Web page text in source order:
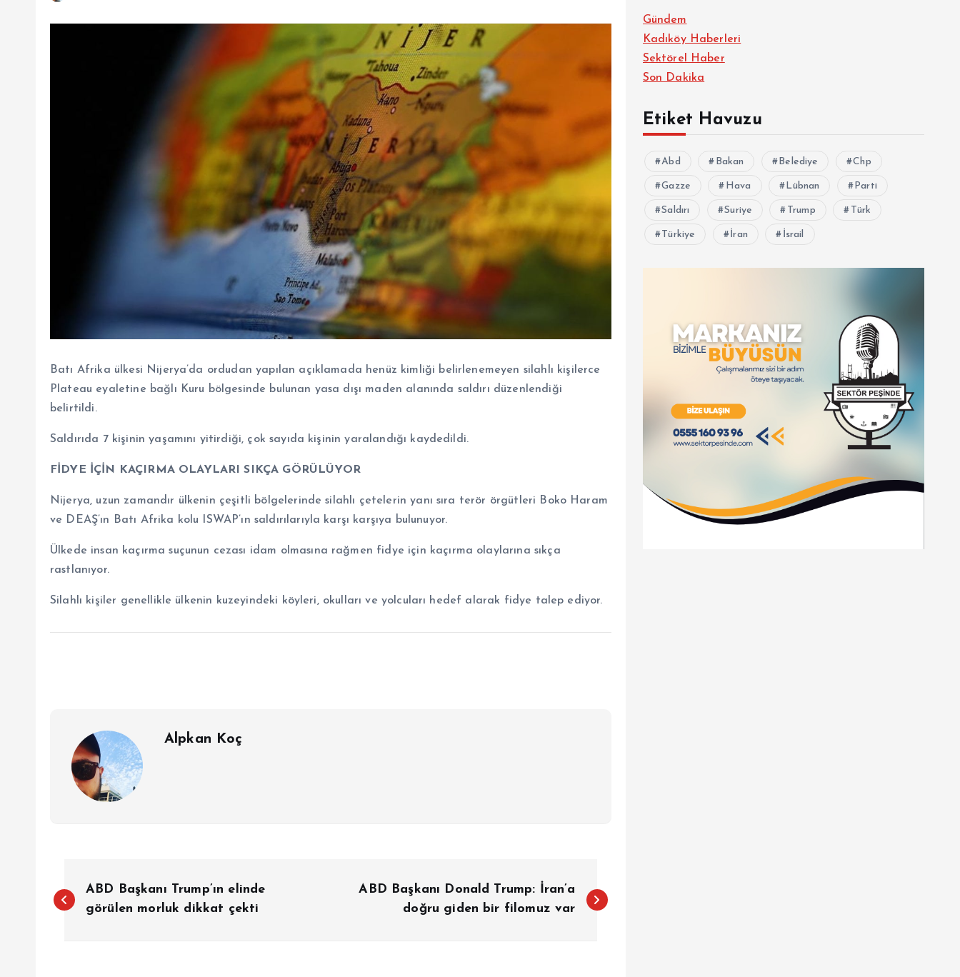
Batı Afrika ülkesi Nijerya’da ordudan yapılan açıklamada henüz kimliği belirlenemeyen silahlı kişilerce
Plateau eyaletine bağlı Kuru bölgesinde bulunan yasa dışı maden alanında saldırı düzenlendiği
belirtildi.
Saldırıda 7 kişinin yaşamını yitirdiği, çok sayıda kişinin yaralandığı kaydedildi.
FİDYE İÇİN KAÇIRMA OLAYLARI SIKÇA GÖRÜLÜYOR
Nijerya, uzun zamandır ülkenin çeşitli bölgelerinde silahlı çetelerin yanı sıra terör örgütleri Boko Haram
ve DEAŞ’ın Batı Afrika kolu ISWAP’ın saldırılarıyla karşı karşıya bulunuyor.
Ülkede insan kaçırma suçunun cezası idam olmasına rağmen fidye için kaçırma olaylarına sıkça
rastlanıyor.
Silahlı kişiler genellikle ülkenin kuzeyindeki köyleri, okulları ve yolcuları hedef alarak fidye talep ediyor.
Alpkan Koç
a
ABD Başkanı Trump’ın elinde
görülen morluk dikkat çekti
ABD Başkanı Donald Trump: İran’a
doğru giden bir filomuz var
Gündem
Kadıköy Haberleri
Sektörel Haber
Son Dakika
Etiket Havuzu
Abd Bakan Belediye Chp
Gazze Hava Lübnan Parti
Saldırı Suriye Trump Türk
Türkiye İran İsrail